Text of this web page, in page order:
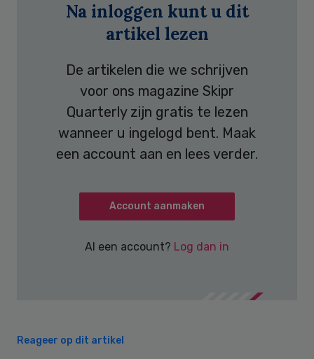
Na inloggen kunt u dit
artikel lezen
De artikelen die we schrijven
voor ons magazine Skipr
Quarterly zijn gratis te lezen
wanneer u ingelogd bent. Maak
een account aan en lees verder.
Account aanmaken
Al een account? Log dan in
Reageer op dit artikel